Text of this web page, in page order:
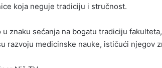
koja neguje tradiciju i stručnost.
znaku sećanja na bogatu tradiciju
razvoju medicinske nauke, ističući njegov